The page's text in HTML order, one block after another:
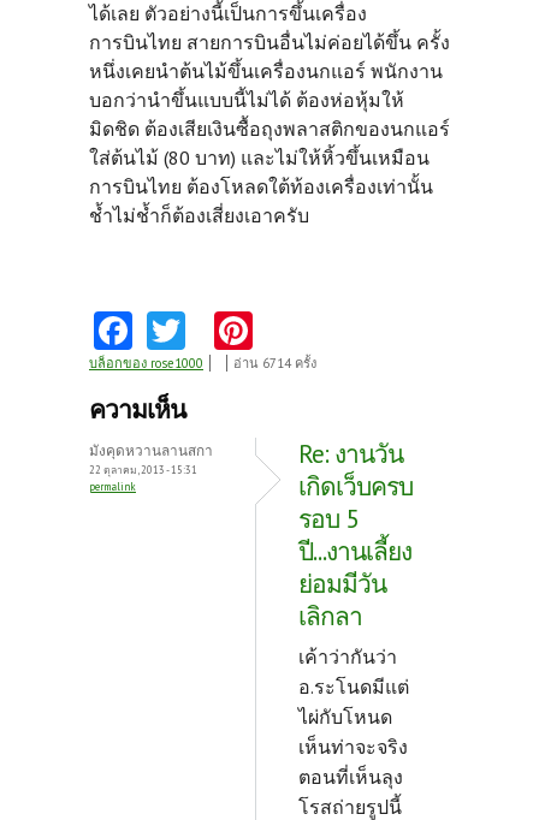
ได้เลย ตัวอย่างนี้เป็นการขึ้นเครื่อง
การบินไทย สายการบินอื่นไม่ค่อยได้ขึ้น ครั้ง
หนึ่งเคยนำต้นไม้ขึ้นเครื่องนกแอร์ พนักงาน
บอกว่านำขึ้นแบบนี้ไม่ได้ ต้องห่อหุ้มให้
มิดชิด ต้องเสียเงินซื้อถุงพลาสติกของนกแอร์
ใส่ต้นไม้ (80 บาท) และไม่ให้หิ้วขึ้นเหมือน
การบินไทย ต้องโหลดใต้ท้องเครื่องเท่านั้น
ช้ำไม่ช้ำก็ต้องเสี่ยงเอาครับ
Fa
ce
b
o
o
w
itt
er
nt
es
t
บล็อกของ rose1000 อ่าน 6714 ครั้ง
ความเห็น
มังคุดหวานลานสกา
22 ตุลาคม, 2013 - 15:31
permalink
Re: งานวัน
เกิดเว็บครบ
รอบ 5
ปี...งานเลี้ยง
ย่อมมีวัน
เลิกลา
เค้าว่ากันว่า
อ.ระโนดมีแต่
ไผ่กับโหนด
เห็นท่าจะจริง
ตอนที่เห็นลุง
โรสถ่ายรูปนี้